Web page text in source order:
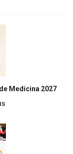
Medicina 2027